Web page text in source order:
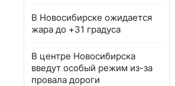
В Новосибирске ожидается
жара до +31 градуса
В центре Новосибирска
введут особый режим из-за
провала дороги